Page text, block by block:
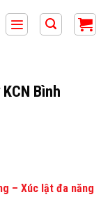
Bình
– Xúc lật đa năng